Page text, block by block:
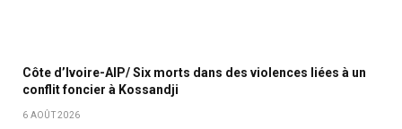
Côte d’Ivoire-AIP/ Six morts dans des violences liées à un
conflit foncier à Kossandji
6 AOÛT 2026